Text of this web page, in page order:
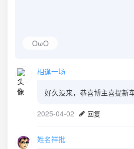
OωO
相逢一场
好久没来，恭喜博主喜提新
2025-04-02 回复
姓名祥批